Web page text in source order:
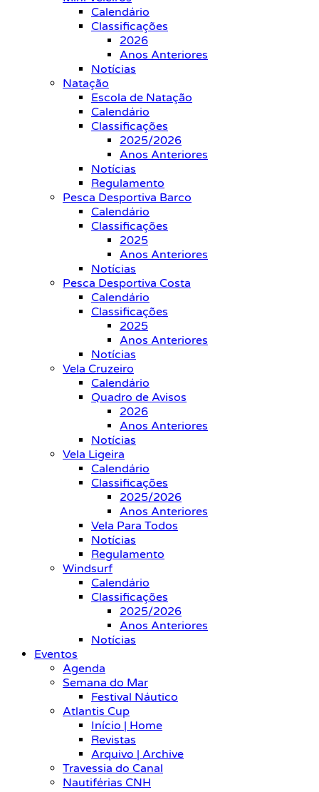
Calendário
Classificações
2026
Anos Anteriores
Notícias
Natação
Escola de Natação
Calendário
Classificações
2025/2026
Anos Anteriores
Notícias
Regulamento
Pesca Desportiva Barco
Calendário
Classificações
2025
Anos Anteriores
Notícias
Pesca Desportiva Costa
Calendário
Classificações
2025
Anos Anteriores
Notícias
Vela Cruzeiro
Calendário
Quadro de Avisos
2026
Anos Anteriores
Notícias
Vela Ligeira
Calendário
Classificações
2025/2026
Anos Anteriores
Vela Para Todos
Notícias
Regulamento
Windsurf
Calendário
Classificações
2025/2026
Anos Anteriores
Notícias
Eventos
Agenda
Semana do Mar
Festival Náutico
Atlantis Cup
Início | Home
Revistas
Arquivo | Archive
Travessia do Canal
Nautiférias CNH